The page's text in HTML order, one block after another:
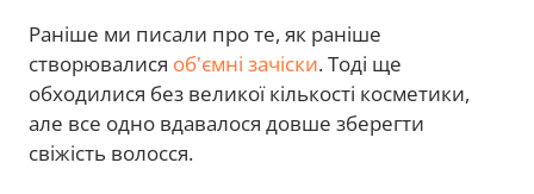
Раніше ми писали про те, як раніше
створювалися об'ємні зачіски. Тоді ще
обходилися без великої кількості косметики,
але все одно вдавалося довше зберегти
свіжість волосся.